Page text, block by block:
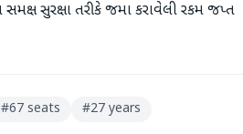
સુરક્ષા તરીકે જમા કરાવેલી રકમ જપ્ત
#67 seats #27 years